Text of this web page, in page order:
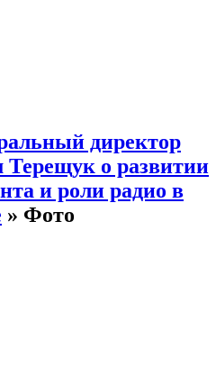
директор
о развитии
и роли радио в
» Фото